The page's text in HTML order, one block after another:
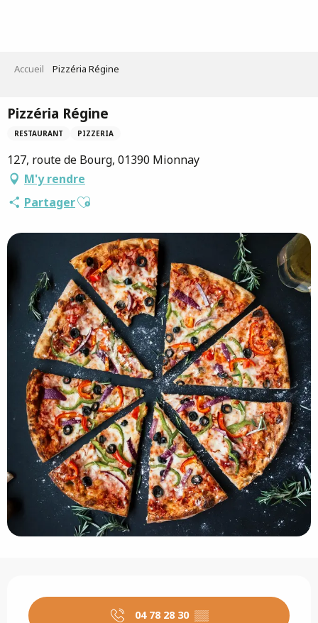
Accueil Pizzéria Régine
Pizzéria Régine
RESTAURANT PIZZERIA
127, route de Bourg, 01390 Mionnay
M'y rendre
PartagerAjouter aux favoris
04 78 28 30 ▒▒